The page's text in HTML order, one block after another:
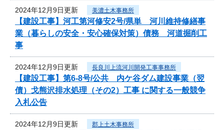
2024年12月9日更新 美濃土木事務所
【建設工事】河工第河修安2号/県単 河川維持修繕事
業（暮らしの安全・安心確保対策）債務 河道掘削工
事
2024年12月9日更新 長良川上流河川開発工事事務所
【建設工事】第6-8号/公共 内ケ谷ダム建設事業（翌
債）戈熊沢排水処理（その2）工事 に関する一般競争
入札公告
2024年12月9日更新 郡上土木事務所